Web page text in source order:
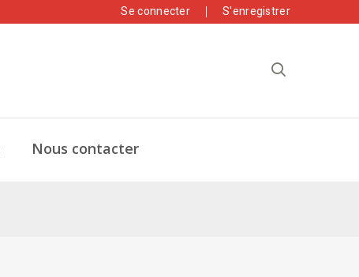
Se connecter S'enregistrer
Nous contacter